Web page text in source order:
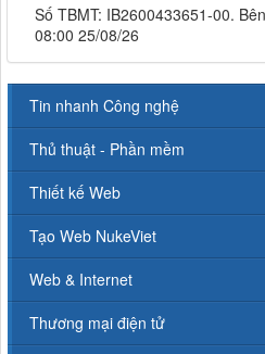
Số TBMT: IB2600433651-00.
08:00 25/08/26
Tin nhanh Công nghệ
Thủ thuật - Phần mềm
Thiết kế Web
Tạo Web NukeViet
Web & Internet
Thương mại điện tử